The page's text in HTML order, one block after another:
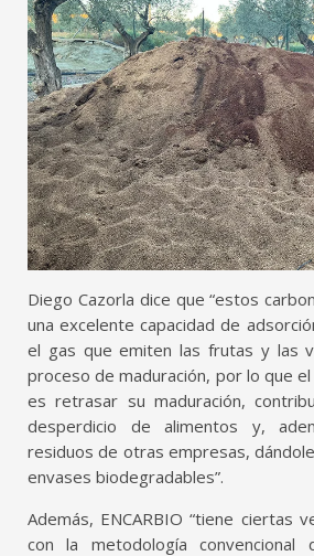
Diego Cazorla dice que “estos
una excelente capacidad de
el gas que emiten las frutas y las
proceso de maduración, por lo que
es retrasar su maduración,
desperdicio de alimentos y,
residuos de otras empresas,
envases biodegradables”.
Además, ENCARBIO “tiene ciertas
con la metodología